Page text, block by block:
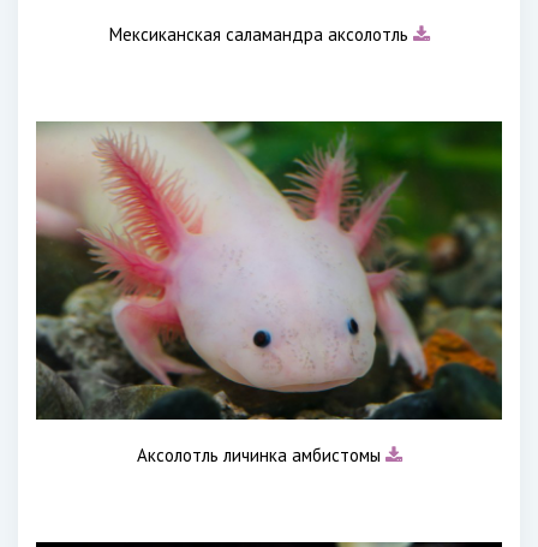
Мексиканская саламандра аксолотль
Аксолотль личинка амбистомы